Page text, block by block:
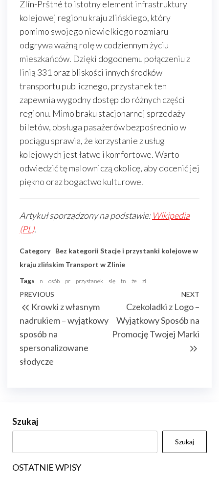
Zlín-Prštné to istotny element infrastruktury
kolejowej regionu kraju zlińskiego, który
pomimo swojego niewielkiego rozmiaru
odgrywa ważną rolę w codziennym życiu
mieszkańców. Dzięki dogodnemu połączeniu z
linią 331 oraz bliskości innych środków
transportu publicznego, przystanek ten
zapewnia wygodny dostęp do różnych części
regionu. Mimo braku stacjonarnej sprzedaży
biletów, obsługa pasażerów bezpośrednio w
pociągu sprawia, że korzystanie z usług
kolejowych jest łatwe i komfortowe. Warto
odwiedzić tę malowniczą okolicę, aby docenić jej
piękno oraz bogactwo kulturowe.
Artykuł sporządzony na podstawie: Wikipedia
(PL).
Category Bez kategorii Stacje i przystanki kolejowe w
kraju zlińskim Transport w Zlinie
Tags
n osób pr przystanek się tn że zl
Nawigacja
wpisu
Previous
Post
PREVIOUS
Krowki z własnym
nadrukiem – wyjątkowy
sposób na
spersonalizowane
słodycze
NEXT
Czekoladki z Logo –
Wyjątkowy Sposób na
Promocję Twojej Marki
Szukaj
Szukaj
OSTATNIE WPISY